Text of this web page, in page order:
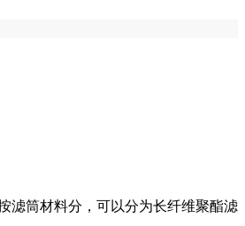
滤筒材料分，可以分为长纤维聚酯滤